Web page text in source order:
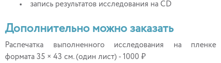
запись результатов исследования на CD
Дополнительно можно заказать
Распечатка выполненного исследования на пленке
формата 35 × 43 см. (один лист) - 1000 ₽